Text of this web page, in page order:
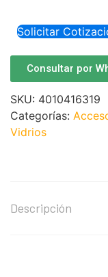
Solicitar
Consultar por
SKU: 4010416319
Categorías:
Vidrios
Descripción